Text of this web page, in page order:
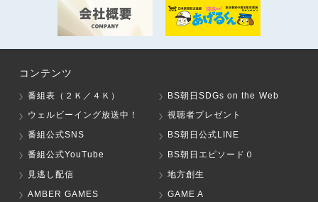
コンテンツ
番組表（２Ｋ／４Ｋ）
BS朝日SDGs on the Web
ウェルビーイング放送中！
視聴者プレゼント
番組公式SNS
BS朝日公式LINE
番組公式YouTube
BS朝日エピソード０
見逃し配信
地方創生
AMBER GAMES
GAME A